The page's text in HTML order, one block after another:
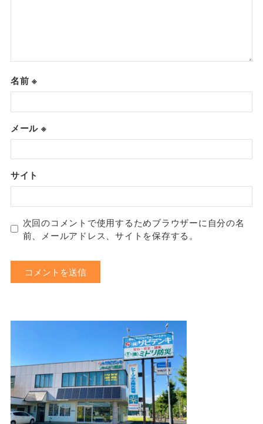
名前※
メール ※
サイト
次回のコメントで使用するためブラウザーに自分の名
前、メールアドレス、サイトを保存する。